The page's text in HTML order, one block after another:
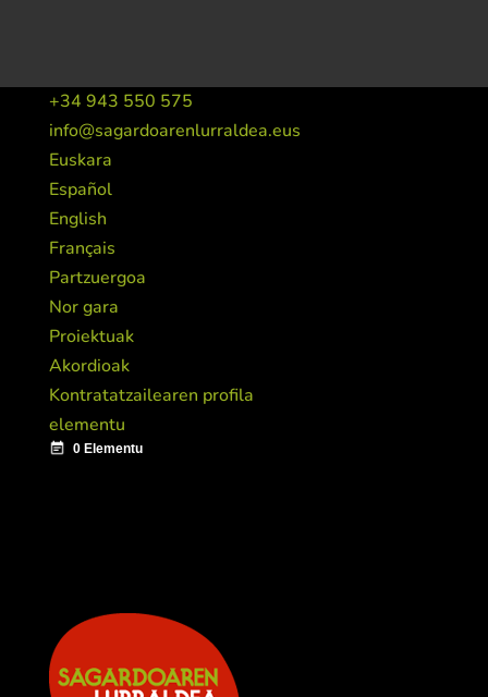
+34 943 550 575
info@sagardoarenlurraldea.eus
Euskara
Español
English
Français
Partzuergoa
Nor gara
Proiektuak
Akordioak
Kontratatzailearen profila
elementu